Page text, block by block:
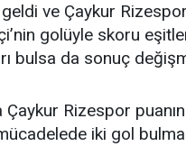
geldi ve Çaykur
golüyle skoru
bulsa da sonuç
Rizespor
iki gol